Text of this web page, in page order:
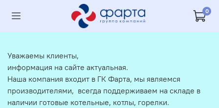
0
Уважаемы клиенты,
информация на сайте актуальная.
Наша компания входит в ГК Фарта, мы являемся
производителями, всегда поддерживаем на складе в
наличии готовые котельные, котлы, горелки.